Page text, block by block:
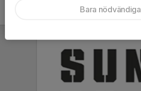
Bara nödvändiga